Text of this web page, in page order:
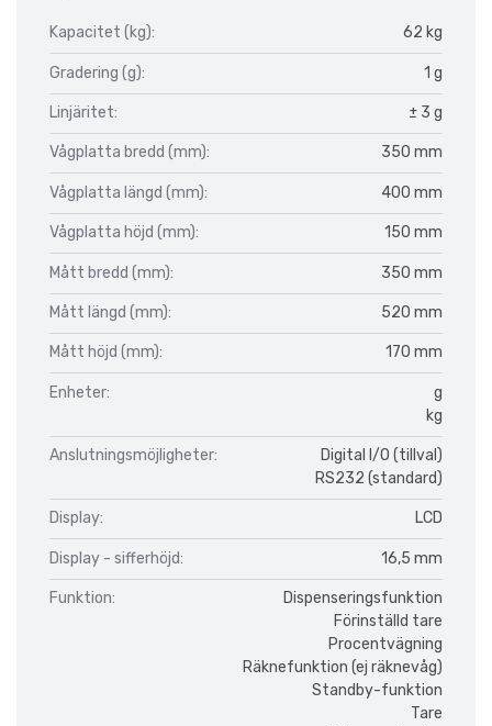
Kapacitet (kg): 62 kg
Gradering (g): 1 g
Linjäritet: ± 3 g
Vågplatta bredd (mm): 350 mm
Vågplatta längd (mm): 400 mm
Vågplatta höjd (mm): 150 mm
Mått bredd (mm): 350 mm
Mått längd (mm): 520 mm
Mått höjd (mm): 170 mm
Enheter:
g
kg
Anslutningsmöjligheter:
Digital I/O (tillval)
RS232 (standard)
Display: LCD
Display - sifferhöjd: 16,5 mm
Funktion:
Dispenseringsfunktion
Förinställd tare
Procentvägning
Räknefunktion (ej räknevåg)
Standby-funktion
Tare